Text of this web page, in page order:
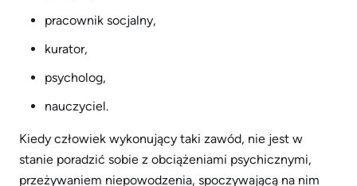
pracownik socjalny,
kurator,
psycholog,
nauczyciel.
Kiedy człowiek wykonujący taki zawód, nie jest w
stanie poradzić sobie z obciążeniami psychicznymi,
przeżywaniem niepowodzenia, spoczywającą na nim